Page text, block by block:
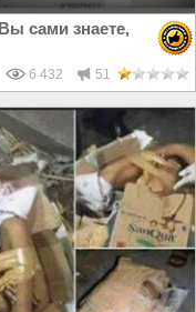
сами знаете,
6 432 51